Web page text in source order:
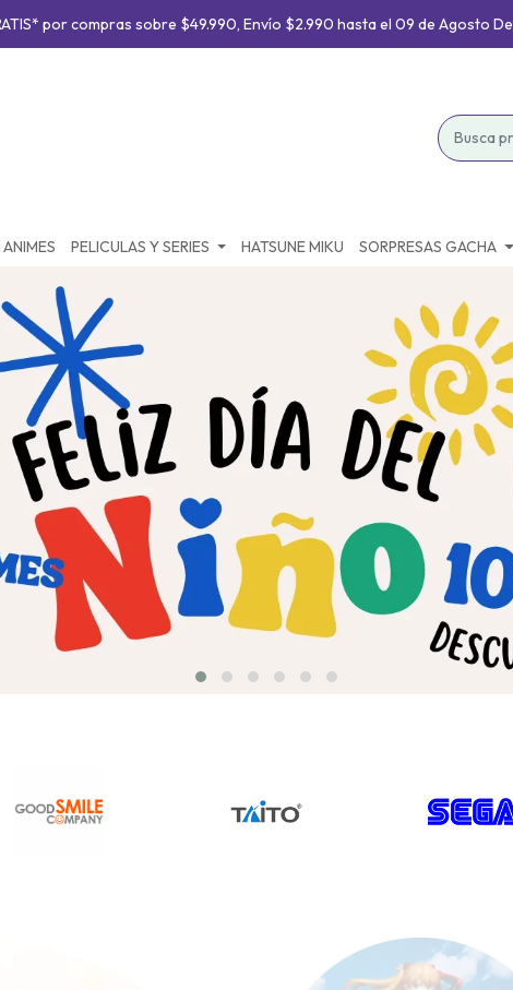
por compras sobre $49.990, Envío $2.990 hasta el 09 de Agosto
PELICULAS Y SERIES HATSUNE MIKU SORPRESAS GACHA